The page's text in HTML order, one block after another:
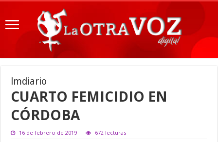
lmdiario
CUARTO FEMICIDIO EN
CÓRDOBA
16 de febrero de 2019 672 lecturas